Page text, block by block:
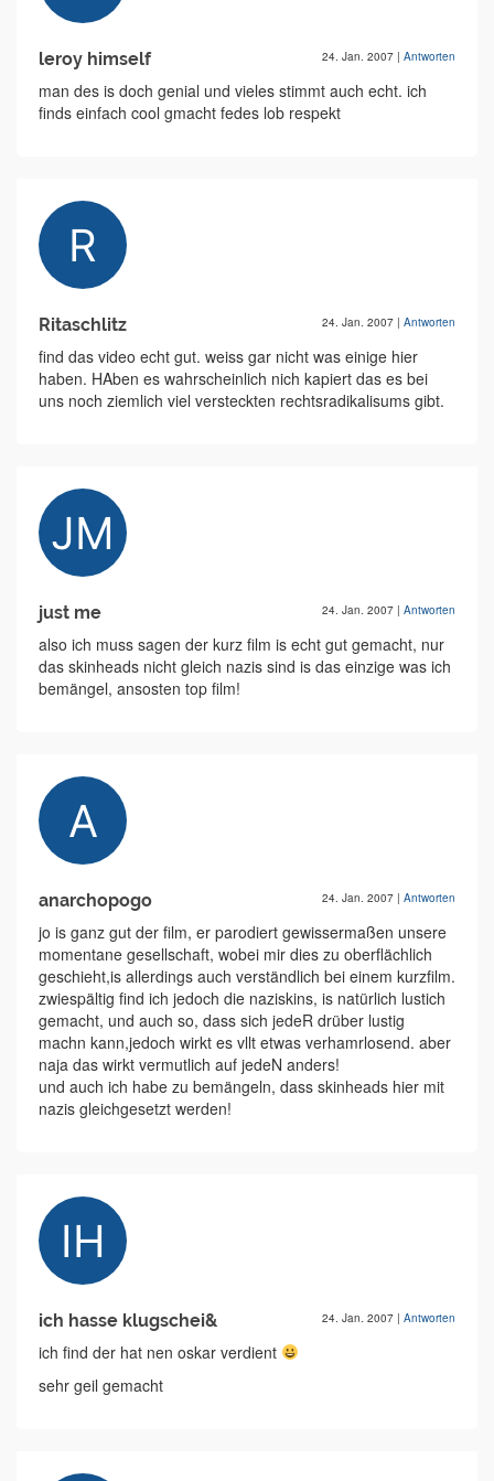
leroy himself 24. Jan. 2007 | Antworten
man des is doch genial und vieles stimmt auch echt. ich
finds einfach cool gmacht fedes lob respekt
Ritaschlitz 24. Jan. 2007 | Antworten
find das video echt gut. weiss gar nicht was einige hier
haben. HAben es wahrscheinlich nich kapiert das es bei
uns noch ziemlich viel versteckten rechtsradikalisums gibt.
just me 24. Jan. 2007 | Antworten
also ich muss sagen der kurz film is echt gut gemacht, nur
das skinheads nicht gleich nazis sind is das einzige was ich
bemängel, ansosten top film!
anarchopogo 24. Jan. 2007 | Antworten
jo is ganz gut der film, er parodiert gewissermaßen unsere
momentane gesellschaft, wobei mir dies zu oberflächlich
geschieht,is allerdings auch verständlich bei einem kurzfilm.
zwiespältig find ich jedoch die naziskins, is natürlich lustich
gemacht, und auch so, dass sich jedeR drüber lustig
machn kann,jedoch wirkt es vllt etwas verhamrlosend. aber
naja das wirkt vermutlich auf jedeN anders!
und auch ich habe zu bemängeln, dass skinheads hier mit
nazis gleichgesetzt werden!
ich hasse klugschei& 24. Jan. 2007 | Antworten
ich find der hat nen oskar verdient
sehr geil gemacht